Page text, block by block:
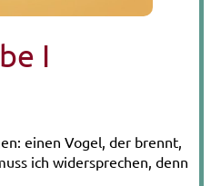
I
einen Vogel, der brennt,
ich widersprechen, denn